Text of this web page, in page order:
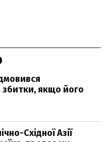
збитки, якщо його
Східної Азії